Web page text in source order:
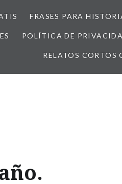
FRASES PARA
POLÍTICA DE
RELATOS CORTOS